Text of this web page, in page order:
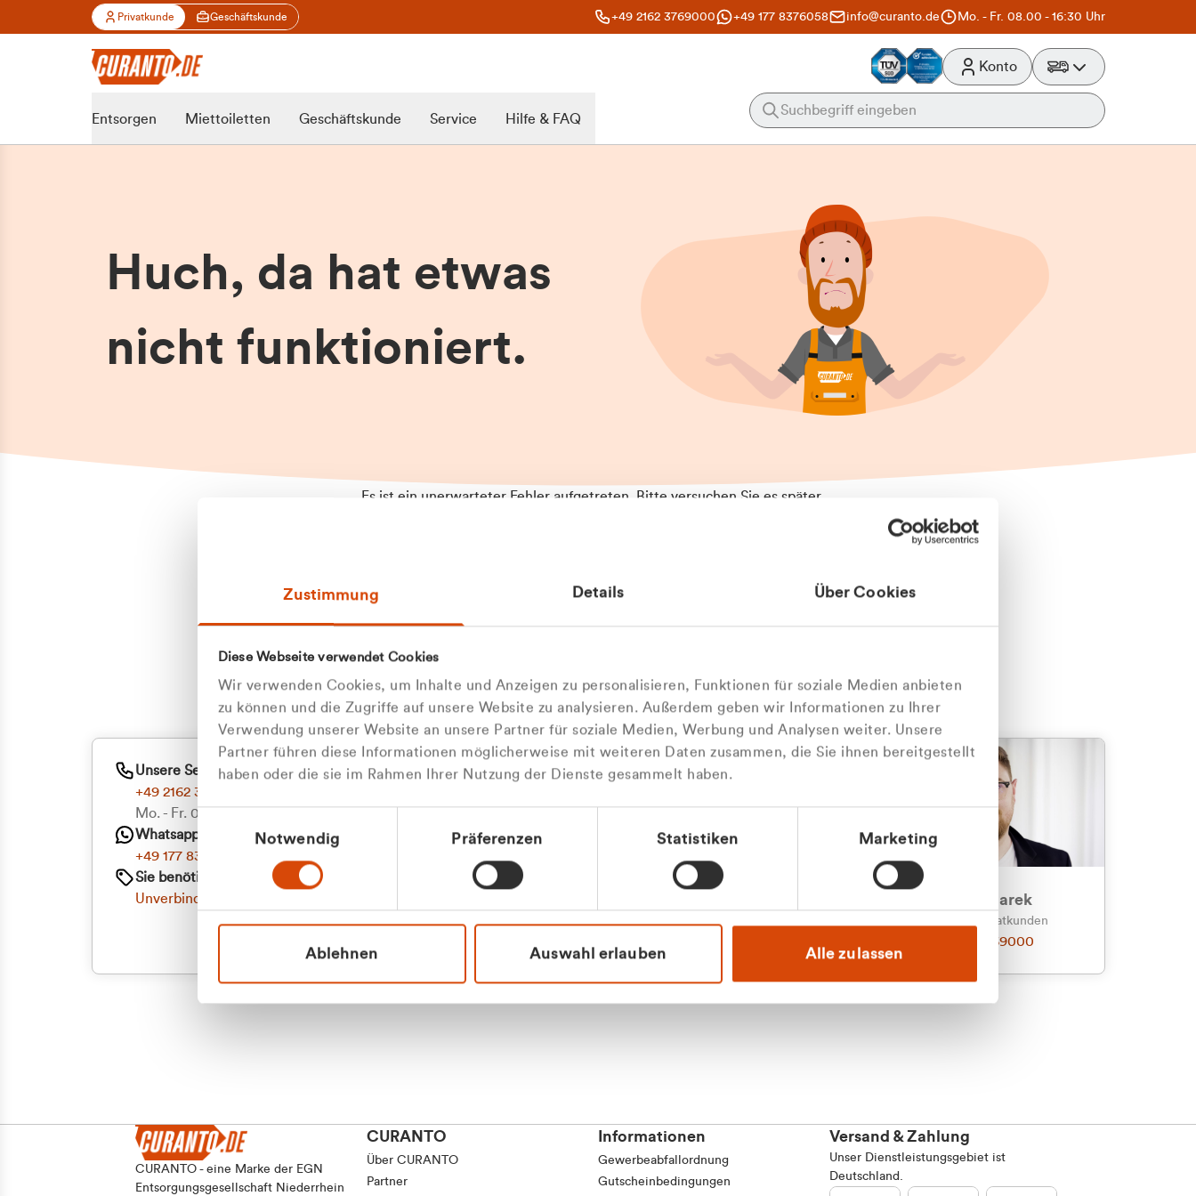
Zustimmung Details Über Cookies
Diese Webseite verwendet Cookies
Wir verwenden Cookies, um Inhalte und Anzeigen zu personalisieren, Funktionen für soziale Medien anbieten
zu können und die Zugriffe auf unsere Website zu analysieren. Außerdem geben wir Informationen zu Ihrer
Verwendung unserer Website an unsere Partner für soziale Medien, Werbung und Analysen weiter. Unsere
Partner führen diese Informationen möglicherweise mit weiteren Daten zusammen, die Sie ihnen bereitgestellt
haben oder die sie im Rahmen Ihrer Nutzung der Dienste gesammelt haben.
Einwilligungsauswahl
Notwendig Präferenzen Statistiken Marketing
Ablehnen Auswahl erlauben Alle zulassen
Privatkunde Geschäftskunde +49 2162 3769000 +49 177 8376058 info@curanto.de Mo. - Fr. 08.00 - 16:30 Uhr
Zu welcher
Kundengruppe
gehören Sie?
Privatkunde (inkl. MwSt.)
Geschäftskunde (exkl. MwSt.)
Konto
Entsorgen Miettoiletten Geschäftskunde Service Hilfe & FAQ
Huch, da hat etwas
nicht funktioniert.
Es ist ein unerwarteter Fehler aufgetreten. Bitte versuchen Sie es später
aufgetretenen Fehler an. Wir entschuldigen uns für eventuelle
Unannehmlichkeiten.
Zum Abfallberater
Oder kontaktieren Sie uns persönlich
Wir sind gerne für Sie da
Unsere Service-Hotline
+49 2162 3769000
Mo. - Fr. 08.00 - 16:30 Uhr
Whatsapp
+49 177 8376058
Sie benötigen ein individuelles Angebot?
Unverbindliche Anfrage stellen
Julian Marek
Vertrieb - Privatkunden
0216 237 69000
CURANTO - eine Marke der EGN
Entsorgungsgesellschaft Niederrhein
CURANTO
Über CURANTO
Partner
Informationen
Gewerbeabfallordnung
Gutscheinbedingungen
Versand & Zahlung
Unser Dienstleistungsgebiet ist
Deutschland.